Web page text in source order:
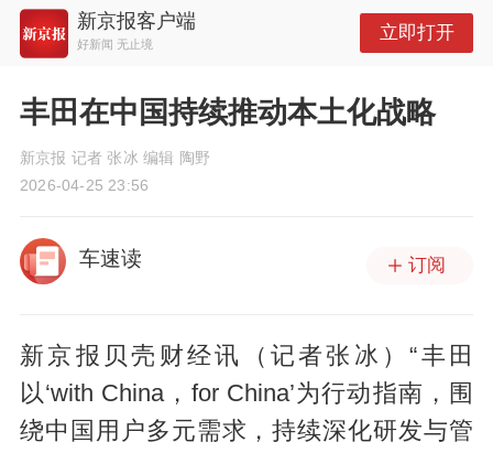
新京报客户端
好新闻 无止境
立即打开
丰田在中国持续推动本土化战略
新京报 记者 张冰 编辑 陶野
2026-04-25 23:56
车速读 订阅
新京报贝壳财经讯（记者张冰）“丰田
以‘with China，for China’为行动指南，围
绕中国用户多元需求，持续深化研发与管